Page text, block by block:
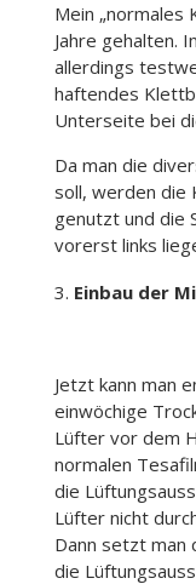
Mein „normales
Jahre gehalten.
allerdings
haftendes
Unterseite bei
Da man die
soll, werden die
genutzt und die
vorerst links
Einbau der
Jetzt kann man
einwöchige
Lüfter vor dem
normalen
die
Lüfter nicht
Dann setzt man
die